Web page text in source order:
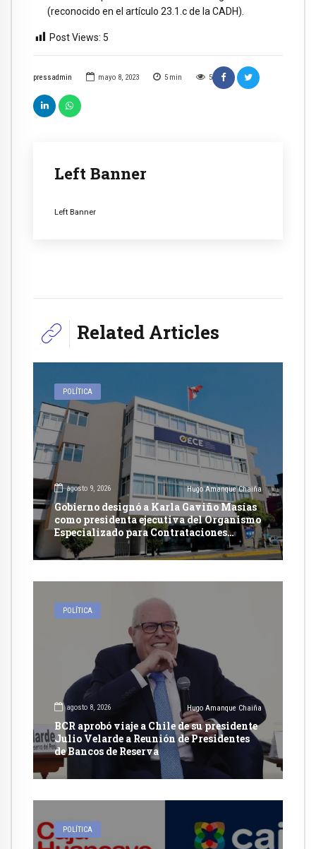
pressadmin mayo 8, 2023 5 min 5
Left Banner
Left Banner
(reconocido en el artículo 23.1.c de la CADH).
Post Views: 5
Related Articles
POLÍTICA
agosto 9, 2026 Hugo Amanque Chaiña
Gobierno designó a Karla Gaviño Masías
como presidenta ejecutiva del Organismo
Especializado para Contrataciones
Públicas Eficientes
POLÍTICA
agosto 8, 2026 Hugo Amanque Chaiña
BCR aprobó viaje a Chile de su presidente
Julio Velarde a Reunión de Presidentes
de Bancos de Reserva
POLÍTICA